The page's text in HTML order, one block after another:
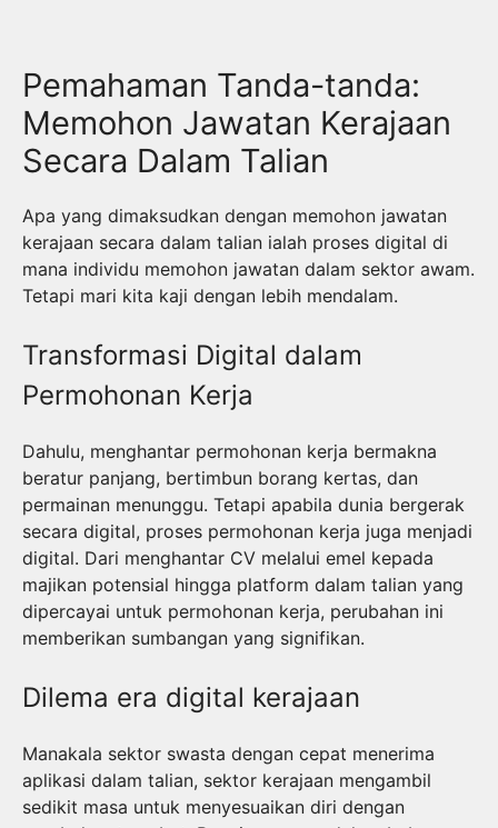
Pemahaman Tanda-tanda:
Memohon Jawatan Kerajaan
Secara Dalam Talian
Apa yang dimaksudkan dengan memohon jawatan
kerajaan secara dalam talian ialah proses digital di
mana individu memohon jawatan dalam sektor awam.
Tetapi mari kita kaji dengan lebih mendalam.
Transformasi Digital dalam
Permohonan Kerja
Dahulu, menghantar permohonan kerja bermakna
beratur panjang, bertimbun borang kertas, dan
permainan menunggu. Tetapi apabila dunia bergerak
secara digital, proses permohonan kerja juga menjadi
digital. Dari menghantar CV melalui emel kepada
majikan potensial hingga platform dalam talian yang
dipercayai untuk permohonan kerja, perubahan ini
memberikan sumbangan yang signifikan.
Dilema era digital kerajaan
Manakala sektor swasta dengan cepat menerima
aplikasi dalam talian, sektor kerajaan mengambil
sedikit masa untuk menyesuaikan diri dengan